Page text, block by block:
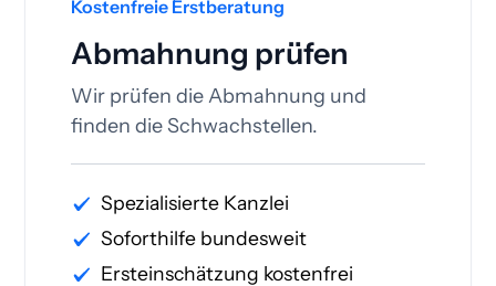
Kostenfreie Erstberatung
Abmahnung prüfen
Wir prüfen die Abmahnung und
finden die Schwachstellen.
Spezialisierte Kanzlei
Soforthilfe bundesweit
Ersteinschätzung kostenfrei